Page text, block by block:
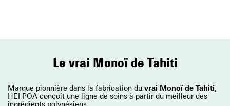
Le vrai Monoï de Tahiti
Marque pionnière dans la fabrication du vrai Monoï de Tahiti
HEI POA conçoit une ligne de soins à partir du meilleur des
ingrédients polynésiens.